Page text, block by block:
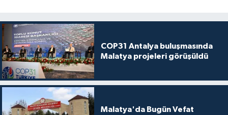
COP31 Antalya buluşmasında
Malatya projeleri görüşüldü
Malatya'da Bugün Vefat